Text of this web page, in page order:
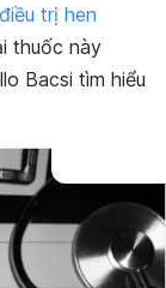
điều trị hen
thuốc này
Bacsi tìm hiểu